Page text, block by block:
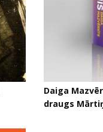
Daiga
draugs